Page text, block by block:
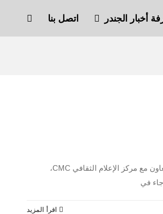
أخبار الجندر اتصل بنا
أقيم في بيت الثقافة بصنعاء اليوم حفل توقيع كتاب «تعز، فرادة المكان، وعظمة التاريخ» لمؤلفه الباحث فيصل سعيد فارع، والذي نظمته الهيئة العامة للكتاب بالتعاون مع مركز الإعلام الثقافي CMC،
جاء في